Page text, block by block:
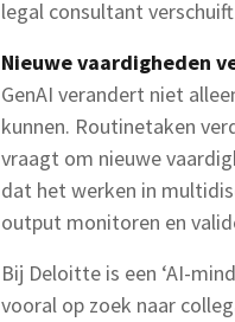
legal consultant
Nieuwe vaardigheden
GenAI verandert niet
kunnen. Routinetaken
vraagt om nieuwe
dat het werken in
output monitoren en
Bij Deloitte is een ‘AI-
vooral op zoek naar